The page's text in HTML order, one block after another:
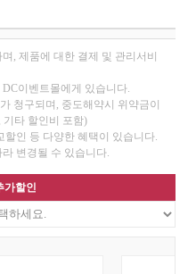
, 제품에 대한 결제 및 관리서비
이벤트몰에게 있습니다.
청구되며, 중도해약시 위약금이
기타 할인비 포함)
인 등 다양한 혜택이 있습니다.
변경될 수 있습니다.
가할인